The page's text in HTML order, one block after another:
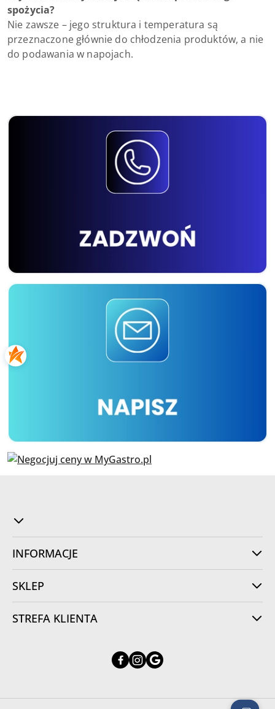
spożycia?
Nie zawsze – jego struktura i temperatura są
przeznaczone głównie do chłodzenia produktów, a nie
do podawania w napojach.
INFORMACJE
SKLEP
STREFA KLIENTA